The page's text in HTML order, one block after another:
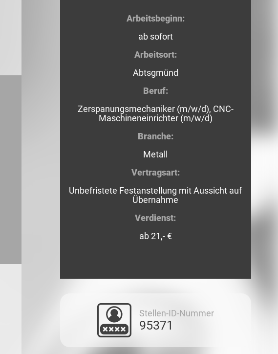
Arbeitsbeginn:
ab sofort
Arbeitsort:
Abtsgmünd
Beruf:
Zerspanungsmechaniker (m/w/d), CNC-
Maschineneinrichter (m/w/d)
Branche:
Metall
Vertragsart:
Unbefristete Festanstellung mit Aussicht auf
Übernahme
Verdienst:
ab 21,- €
Stellen-ID-Nummer
95371